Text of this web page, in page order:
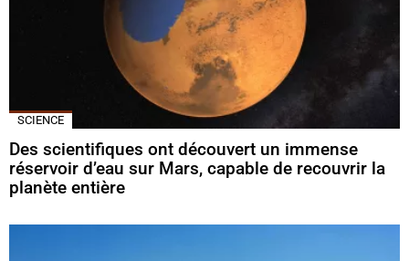
SCIENCE
Des scientifiques ont découvert un immense
réservoir d’eau sur Mars, capable de recouvrir la
planète entière